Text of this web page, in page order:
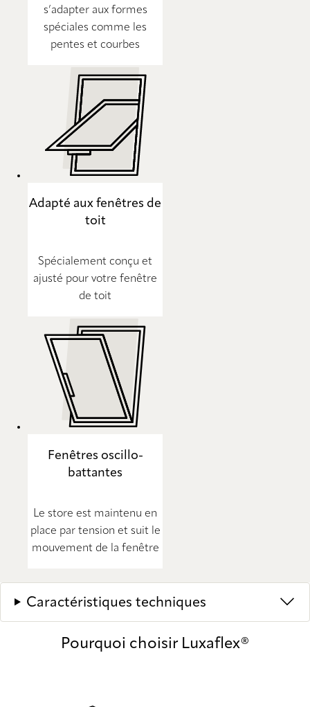
s’adapter aux formes
spéciales comme les
pentes et courbes
Adapté aux fenêtres de
toit
Spécialement conçu et
ajusté pour votre fenêtre
de toit
Fenêtres oscillo-
battantes
Le store est maintenu en
place par tension et suit le
mouvement de la fenêtre
Caractéristiques techniques
Pourquoi choisir Luxaflex®